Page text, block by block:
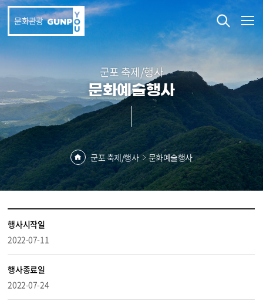
본문 바로가기
문화관광
군포 축제/행사
문화예술행사
군포 축제/행사 문화예술행사
행사시작일
2022-07-11
행사종료일
2022-07-24